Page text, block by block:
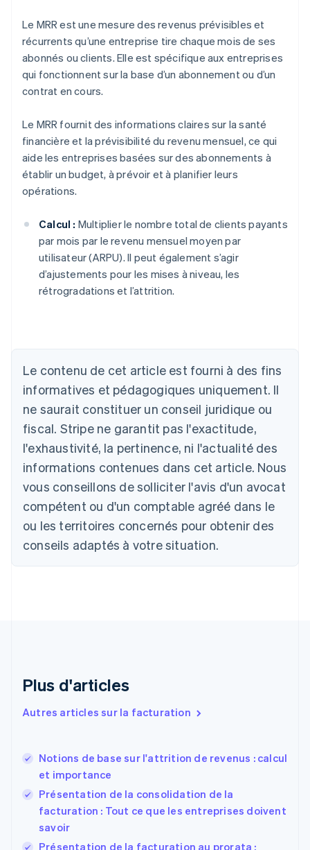
Le MRR est une mesure des revenus prévisibles et
récurrents qu’une entreprise tire chaque mois de ses
abonnés ou clients. Elle est spécifique aux entreprises
qui fonctionnent sur la base d’un abonnement ou d’un
contrat en cours.
Le MRR fournit des informations claires sur la santé
financière et la prévisibilité du revenu mensuel, ce qui
aide les entreprises basées sur des abonnements à
établir un budget, à prévoir et à planifier leurs
opérations.
Calcul : Multiplier le nombre total de clients payants
par mois par le revenu mensuel moyen par
utilisateur (ARPU). Il peut également s’agir
d’ajustements pour les mises à niveau, les
rétrogradations et l’attrition.
Le contenu de cet article est fourni à des fins
informatives et pédagogiques uniquement. Il
ne saurait constituer un conseil juridique ou
fiscal. Stripe ne garantit pas l'exactitude,
l'exhaustivité, la pertinence, ni l'actualité des
informations contenues dans cet article. Nous
vous conseillons de solliciter l'avis d'un avocat
compétent ou d'un comptable agréé dans le
ou les territoires concernés pour obtenir des
conseils adaptés à votre situation.
Plus d'articles
Autres articles sur la facturation
Notions de base sur l'attrition de revenus : calcul
et importance
Présentation de la consolidation de la
facturation : Tout ce que les entreprises doivent
savoir
Présentation de la facturation au prorata :
DeutschEnglish
English
Autriche
Deutsch English
Belgique
NederlandsFrançaisDeutschEnglish
Brésil
Bulgarie
English
Canada
English Français
Chine continentale
Espagne
Estonie
EnglishEspañol简体中文
Finlande
English Svenska
FrançaisEnglish
Gibraltar
English